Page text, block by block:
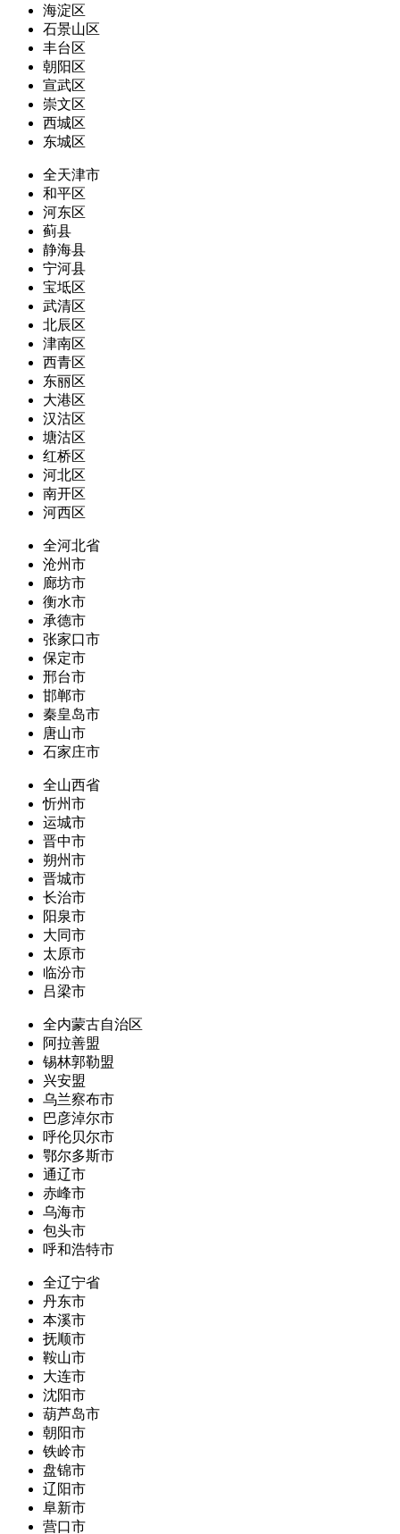
海淀区
石景山区
丰台区
朝阳区
宣武区
崇文区
西城区
东城区
全天津市
和平区
河东区
蓟县
静海县
宁河县
宝坻区
武清区
北辰区
津南区
西青区
东丽区
大港区
汉沽区
塘沽区
红桥区
河北区
南开区
河西区
全河北省
沧州市
廊坊市
衡水市
承德市
张家口市
保定市
邢台市
邯郸市
秦皇岛市
唐山市
石家庄市
全山西省
忻州市
运城市
晋中市
朔州市
晋城市
长治市
阳泉市
大同市
太原市
临汾市
吕梁市
全内蒙古自治区
阿拉善盟
锡林郭勒盟
兴安盟
乌兰察布市
巴彦淖尔市
呼伦贝尔市
鄂尔多斯市
通辽市
赤峰市
乌海市
包头市
呼和浩特市
全辽宁省
丹东市
本溪市
抚顺市
鞍山市
大连市
沈阳市
葫芦岛市
朝阳市
铁岭市
盘锦市
辽阳市
阜新市
营口市